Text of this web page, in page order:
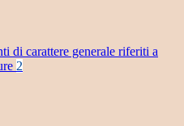
di carattere generale riferiti a
2